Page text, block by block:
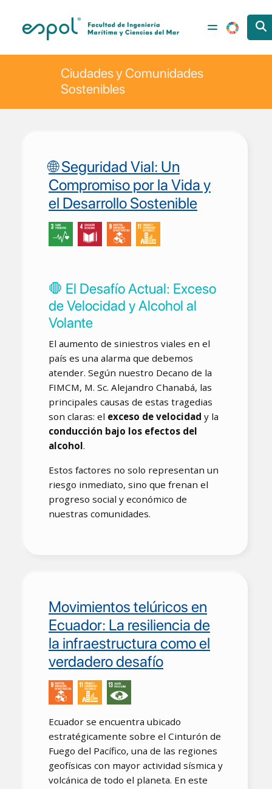
Pasar al contenido principal
Ciudades y Comunidades
Sostenibles
🌐 Seguridad Vial: Un
Compromiso por la Vida y
el Desarrollo Sostenible
🛑 El Desafío Actual: Exceso
de Velocidad y Alcohol al
Volante
El aumento de siniestros viales en el
país es una alarma que debemos
atender. Según nuestro Decano de la
FIMCM, M. Sc. Alejandro Chanabá, las
principales causas de estas tragedias
son claras: el exceso de velocidad y la
conducción bajo los efectos del
alcohol.
Estos factores no solo representan un
riesgo inmediato, sino que frenan el
progreso social y económico de
nuestras comunidades.
Movimientos telúricos en
Ecuador: La resiliencia de
la infraestructura como el
verdadero desafío
Ecuador se encuentra ubicado
estratégicamente sobre el Cinturón de
Fuego del Pacífico, una de las regiones
geofísicas con mayor actividad sísmica y
volcánica de todo el planeta. En este